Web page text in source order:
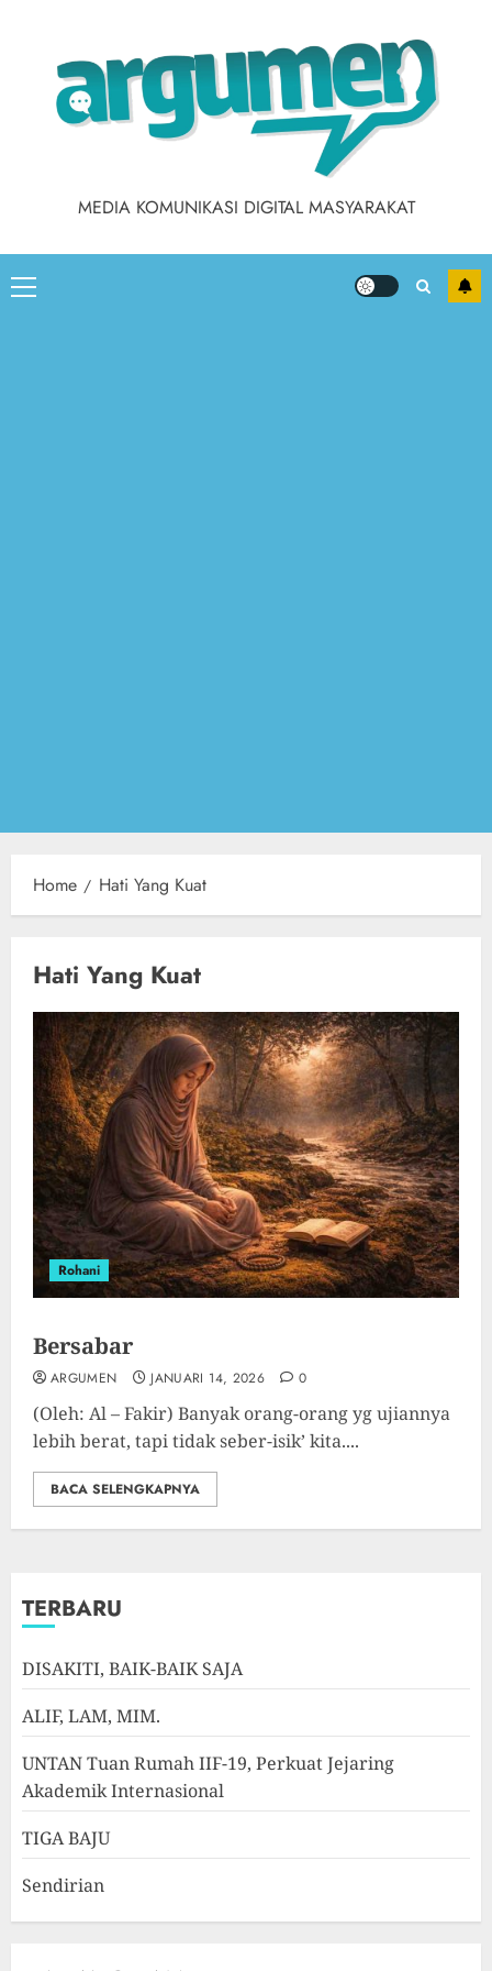
MEDIA KOMUNIKASI DIGITAL MASYARAKAT
Primary
Home Hati Yang Kuat
Hati Yang Kuat
Rohani
Bersabar
ARGUMEN JANUARI 14, 2026 0
(Oleh: Al – Fakir) Banyak orang-orang yg ujiannya
lebih berat, tapi tidak seber-isik’ kita....
BACA SELENGKAPNYA
TERBARU
DISAKITI, BAIK-BAIK SAJA
ALIF, LAM, MIM.
UNTAN Tuan Rumah IIF-19, Perkuat Jejaring
Akademik Internasional
TIGA BAJU
Sendirian